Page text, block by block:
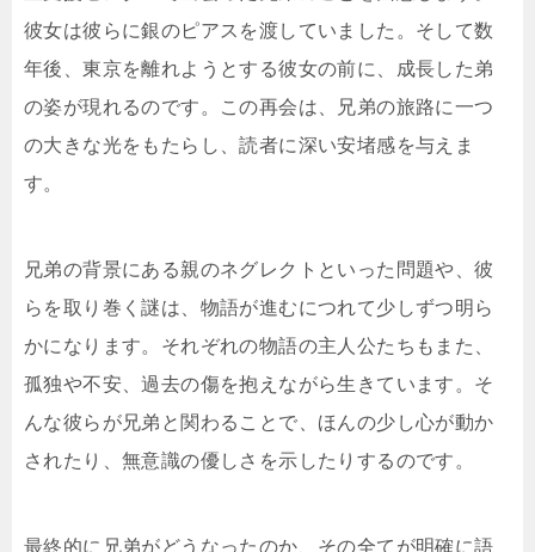
彼女は彼らに銀のピアスを渡していました。そして数
年後、東京を離れようとする彼女の前に、成長した弟
の姿が現れるのです。この再会は、兄弟の旅路に一つ
の大きな光をもたらし、読者に深い安堵感を与えま
す。
兄弟の背景にある親のネグレクトといった問題や、彼
らを取り巻く謎は、物語が進むにつれて少しずつ明ら
かになります。それぞれの物語の主人公たちもまた、
孤独や不安、過去の傷を抱えながら生きています。そ
んな彼らが兄弟と関わることで、ほんの少し心が動か
されたり、無意識の優しさを示したりするのです。
最終的に兄弟がどうなったのか、その全てが明確に語